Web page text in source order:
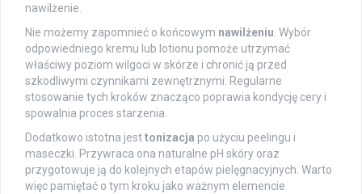
nawilżenie.
Nie możemy zapomnieć o końcowym nawilżeniu. Wybór
odpowiedniego kremu lub lotionu pomoże utrzymać
właściwy poziom wilgoci w skórze i chronić ją przed
szkodliwymi czynnikami zewnętrznymi. Regularne
stosowanie tych kroków znacząco poprawia kondycję cery i
spowalnia proces starzenia.
Dodatkowo istotna jesttonizacja po użyciu peelingu i
maseczki. Przywraca ona naturalne pH skóry oraz
przygotowuje ją do kolejnych etapów pielęgnacyjnych. Warto
więc pamiętać o tym kroku jako ważnym elemencie